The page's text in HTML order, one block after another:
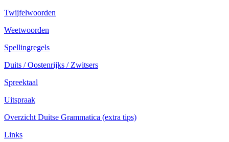
Twijfelwoorden
Weetwoorden
Spellingregels
Duits / Oostenrijks / Zwitsers
Spreektaal
Uitspraak
Overzicht Duitse Grammatica (extra tips)
Links